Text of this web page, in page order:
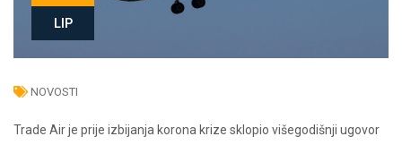
LIP
NOVOSTI
Trade Air je prije izbijanja korona krize sklopio višegodišnji ugovor